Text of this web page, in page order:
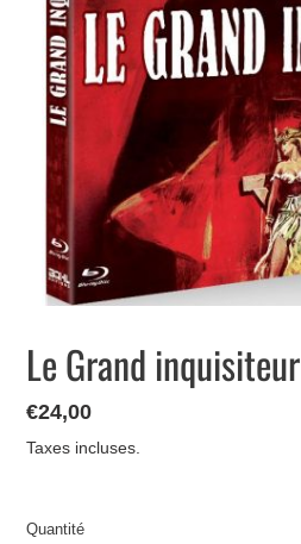
Le Grand inquisiteur
Prix
normal
€24,00
Taxes incluses.
Quantité